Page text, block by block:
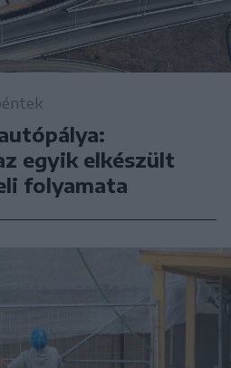
egyik elkészült
folyamata